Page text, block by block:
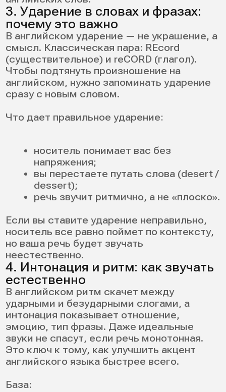
Сервисы для проверки: приложения с
распознаванием речи, преподаватель или
куратор на занятии. Чтение вслух
помогает понять, как научиться правильно
произносить английские слова в потоке.
Записывайте себя хотя бы раз в день —
прогресс ускорится вдвое.
4. Подражание носителям: как
копировать правильно
Имитация работает, если копировать
системно, а не хаотично. Копируйте не
только звук, но и мимику, темп, дыхание.
Как выбрать модель:
хотите британский — из UK.
Так вы быстрее поймете, как подтянуть
произношение на английском без скучных
упражнений. Выберите одного спикера и
подражайте ему месяц.
5. Работа со словарем: учите
Лучший момент поставить произношение
— когда слово только появилось в памяти.
Сразу слушайте, как его произносят
носители.
Инструменты:
Cambridge Dictionary (британский/
американский вариант);
YouGlish (живые примеры из видео);
Forvo (как слово произносят разные
люди, часто носители).
Алгоритм:
услышал;